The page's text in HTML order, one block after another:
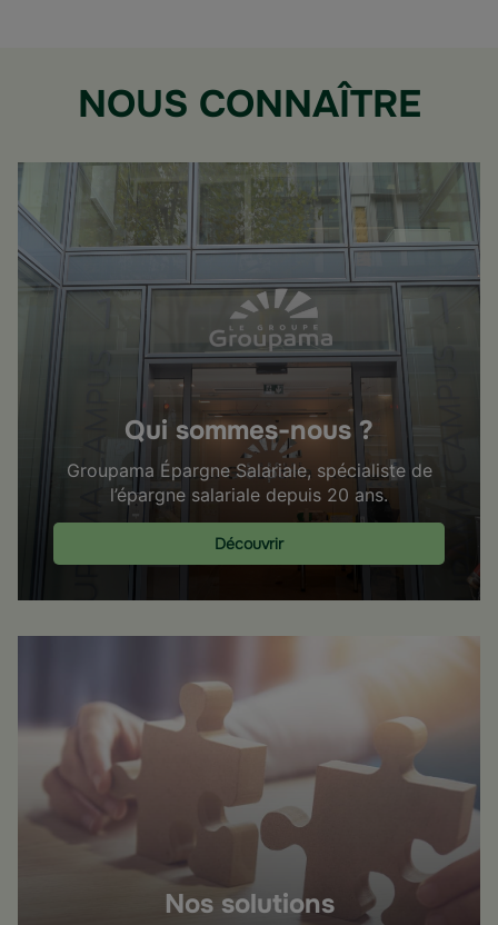
NOUS CONNAÎTRE
Qui sommes-nous ?
Groupama Épargne Salariale, spécialiste de
l’épargne salariale depuis 20 ans.
Découvrir
Nos solutions